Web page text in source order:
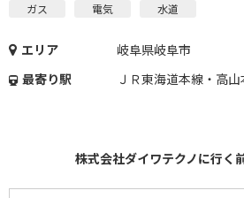
ガス 電気 水道
エリア
岐阜県岐阜市
最寄り駅
ＪＲ東海道本線・高
株式会社ダイワテクノに行く